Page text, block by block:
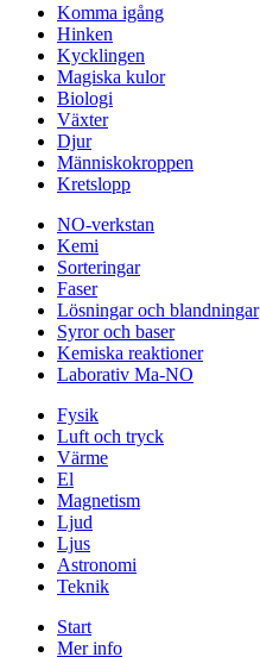
Komma igång
Hinken
Kycklingen
Magiska kulor
Biologi
Växter
Djur
Människokroppen
Kretslopp
NO-verkstan
Kemi
Sorteringar
Faser
Lösningar och blandningar
Syror och baser
Kemiska reaktioner
Laborativ Ma-NO
Fysik
Luft och tryck
Värme
El
Magnetism
Ljud
Ljus
Astronomi
Teknik
Start
Mer info